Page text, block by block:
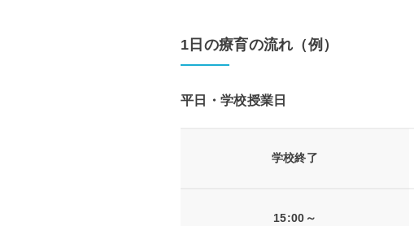
1日の療育の流れ（例）
平日・学校授業日
学校終了
15:00～